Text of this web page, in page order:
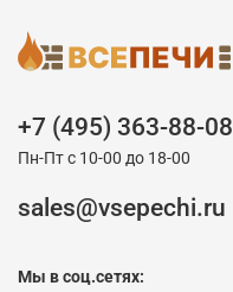
+7 (495) 363-88-08
Пн-Пт с 10-00 до 18-00
sales@vsepechi.ru
Мы в соц.сетях: